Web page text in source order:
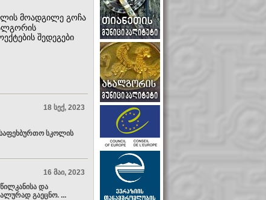
მოადგილე გოჩა
შედეგები
18 სექ, 2023
სკოლის
16 მაი, 2023
და
გაეცნო. ...